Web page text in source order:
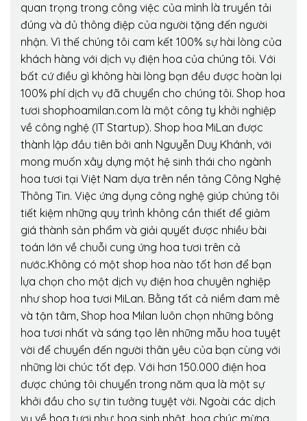
quan trọng trong công việc của mình là truyền tải
đúng và đủ thông điệp của người tặng đến người
nhận. Vì thế chúng tôi cam kết 100% sự hài lòng của
khách hàng với dịch vụ điện hoa của chúng tôi. Với
bất cứ điều gì không hài lòng bạn đều được hoàn lại
100% phí dịch vụ đã chuyển cho chúng tôi. Shop hoa
tươi shophoamilan.com là một công ty khởi nghiệp
về công nghệ (IT Startup). Shop hoa MiLan được
thành lập đầu tiên bởi anh Nguyễn Duy Khánh, với
mong muốn xây dựng một hệ sinh thái cho ngành
hoa tươi tại Việt Nam dựa trên nền tảng Công Nghệ
Thông Tin. Việc ứng dụng công nghệ giúp chúng tôi
tiết kiệm những quy trình không cần thiết để giảm
giá thành sản phẩm và giải quyết được nhiều bài
toán lớn về chuỗi cung ứng hoa tươi trên cả
nước.Không có một shop hoa nào tốt hơn để bạn
lựa chọn cho một dịch vụ điện hoa chuyên nghiệp
như shop hoa tươi MiLan. Bằng tất cả niềm đam mê
và tận tâm, Shop hoa Milan luôn chọn những bông
hoa tươi nhất và sáng tạo lên những mẫu hoa tuyệt
vời để chuyển đến người thân yêu của bạn cùng với
những lời chúc tốt đẹp. Với hơn 150.000 điện hoa
được chúng tôi chuyển trong năm qua là một sự
khởi đầu cho sự tin tưởng tuyệt vời. Ngoài các dịch